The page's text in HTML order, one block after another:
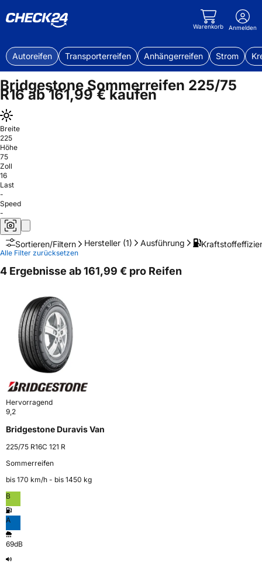
Warenkorb Anmelden
Autoreifen Transporterreifen Anhängerreifen Strom
Bridgestone Sommerreifen 225/75
R16 ab 161,99 € kaufen
Breite
225
Höhe
75
Zoll
16
Last
-
Speed
-
Sortieren/Filtern Hersteller (1) Ausführung
Alle Filter zurücksetzen
4 Ergebnisse ab 161,99 € pro Reifen
Hervorragend
9,2
Bridgestone Duravis Van
225/75 R16C 121 R
Sommerreifen
bis 170 km⁠/⁠h - bis 1450 kg
B
A
69dB